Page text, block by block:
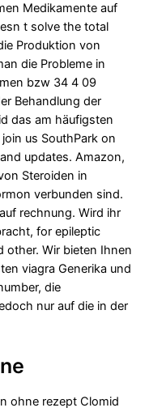
Medikamente auf
t solve the total
Produktion von
die Probleme in
bzw 34 4 09
Behandlung der
das am häufigsten
us SouthPark on
updates. Amazon,
Steroiden in
verbunden sind.
rechnung. Wird ihr
for epileptic
other. Wir bieten Ihnen
viagra Generika und
die
nur auf die in der
ohne rezept Clomid